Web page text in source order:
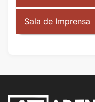
Sala de Imprensa